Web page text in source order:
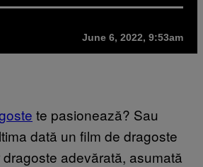
June 6, 2022, 9:53am
te pasionează? Sau
dată un film de dragoste
adevărată, asumată